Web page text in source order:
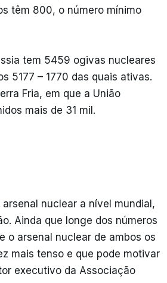
têm 800, o número mínimo
tem 5459 ogivas nucleares
5177 – 1770 das quais ativas.
Fria, em que a União
mais de 31 mil.
nuclear a nível mundial,
Ainda que longe dos números
o arsenal nuclear de ambos os
mais tenso e que pode motivar
executivo da Associação